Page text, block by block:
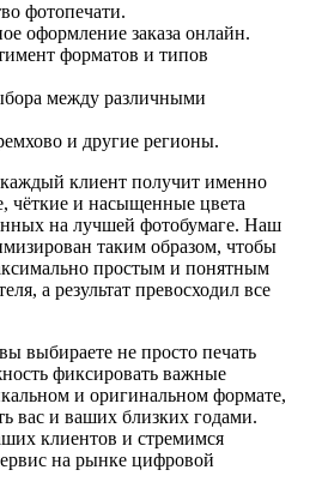
фотопечати.
оформление заказа онлайн.
форматов и типов
между различными
и другие регионы.
клиент получит именно
чёткие и насыщенные цвета
на лучшей фотобумаге. Наш
таким образом, чтобы
простым и понятным
а результат превосходил все
выбираете не просто печать
фиксировать важные
и оригинальном формате,
вас и ваших близких годами.
клиентов и стремимся
на рынке цифровой